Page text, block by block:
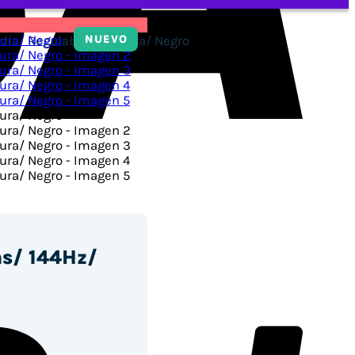
Regulable en Altura/ Negro
NUEVO
144Hz/